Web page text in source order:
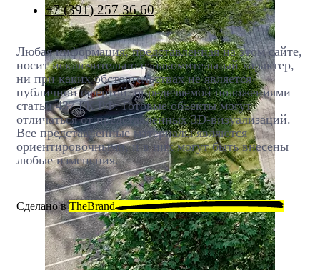
+7 (391) 257 36 60
Любая информация, представленная на этом сайте,
носит исключительно ознакомительный характер,
ни при каких обстоятельствах не является
публичной офертой, определяемой положениями
статьи 437 ГК РФ. Готовые объекты могут
отличаться от представленных 3D-визуализаций.
Все представленные материалы являются
ориентировочными, и в них могут быть внесены
любые изменения.
Сделано вTheBrand